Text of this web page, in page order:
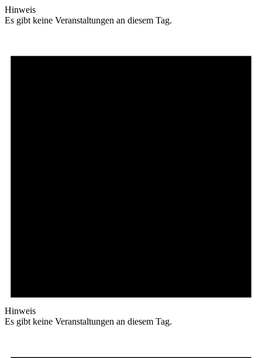
Hinweis
Es gibt keine Veranstaltungen an diesem Tag.
Hinweis
Es gibt keine Veranstaltungen an diesem Tag.